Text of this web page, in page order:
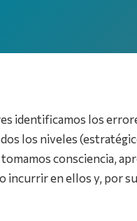
identificamos los
los niveles
consciencia,
incurrir en ellos y, por